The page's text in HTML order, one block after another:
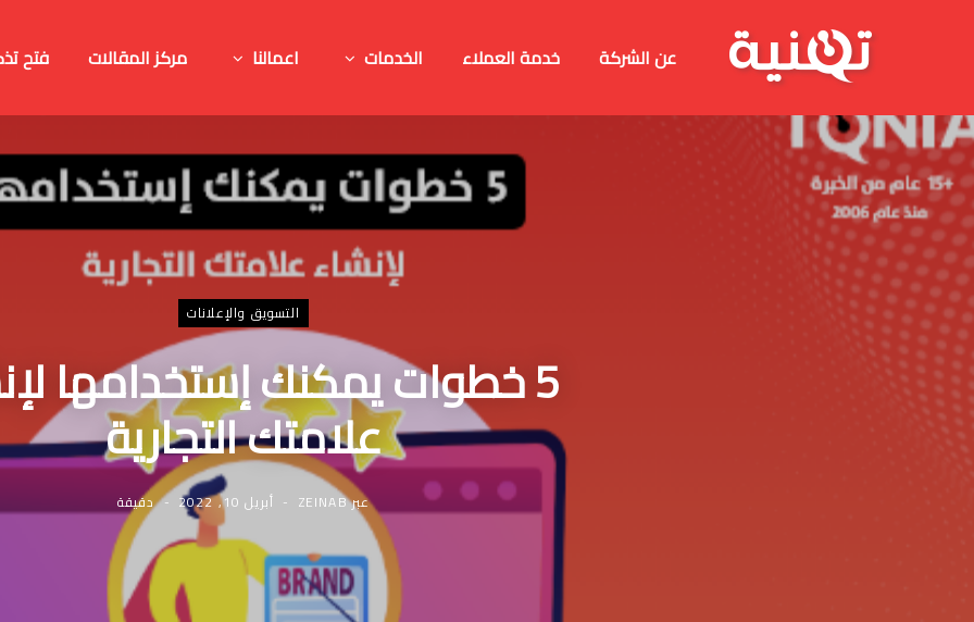
عن الشركة خدمة العملاء الخدمات اعمالنا مركز المقالات فتح
التسويق والإعلانات
5 خطوات يمكنك إستخدامها
علامتك التجارية
عبرZEINAB أبريل 10, 2022 دقيقة